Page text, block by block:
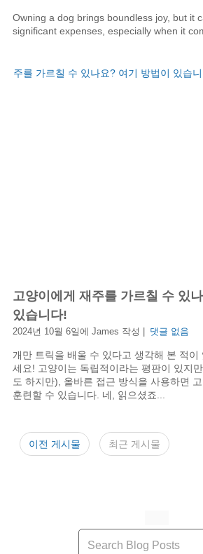
Owning a dog brings boundless joy, but it
significant expenses, especially when it
고양이에게 재주를 가르칠 수 있
있습니다!
2024년 10월 6일에 James 작성 | 댓글 없음
개만 트릭을 배울 수 있다고 생각해 본 적이
세요! 고양이는 독립적이라는 평판이 있지
도 하지만), 올바른 접근 방식을 사용하면
훈련할 수 있습니다. 네, 읽으셨죠...
이전 게시물 최근 게시물